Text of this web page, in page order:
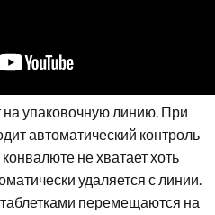
на упаковочную линию. При
автоматический контроль
не хватает хоть
удаляется с линии.
перемещаются на